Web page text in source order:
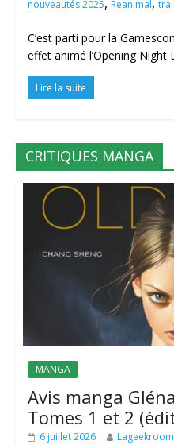
nouveautés 2025 Reanimal
C’est parti pour la
effet animé l’Opening Night
Lire la suite
CRITIQUES MANGA
MANGA
Avis manga
Tomes 1 et 2
6 juillet 2026 Lageekroom